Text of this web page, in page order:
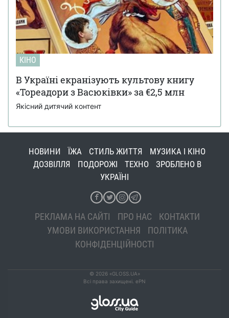
КІНО
В Україні екранізують культову книгу
«Тореадори з Васюківки» за €2,5 млн
Якісний дитячий контент
НОВИНИ ЇЖА СТИЛЬ ЖИТТЯ
МУЗИКА І КІНО
ДОЗВІЛЛЯ
ПОДОРОЖІ ТЕХНО
ЗРОБЛЕНО В
УКРАЇНІ
РЕКЛАМА НА САЙТІ ПРО НАС
КОНТАКТИ
УМОВИ ВИКОРИСТАННЯ
ПОЛІТИКА
КОНФІДЕНЦІЙНОСТІ
© 2026 «GLOSS.UA»
Всі права захищені. ePN